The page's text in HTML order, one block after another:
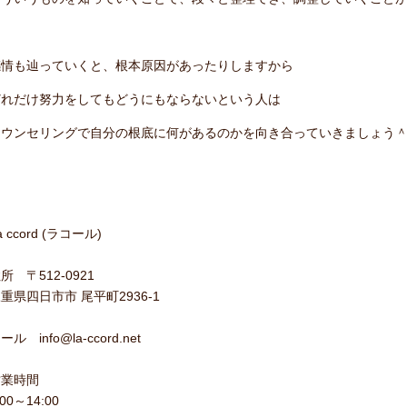
も辿っていくと、根本原因があったりしますから
れだけ努力をしてもどうにもならないという人は
ンセリングで自分の根底に何があるのかを向き合っていきましょう
ccord (ラコール)
〒512-0921
県四日市市 尾平町2936-1
ール info@la-ccord.net
時間
～14:00